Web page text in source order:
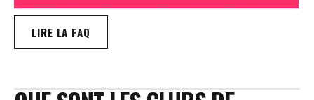
LIRE LA FAQ